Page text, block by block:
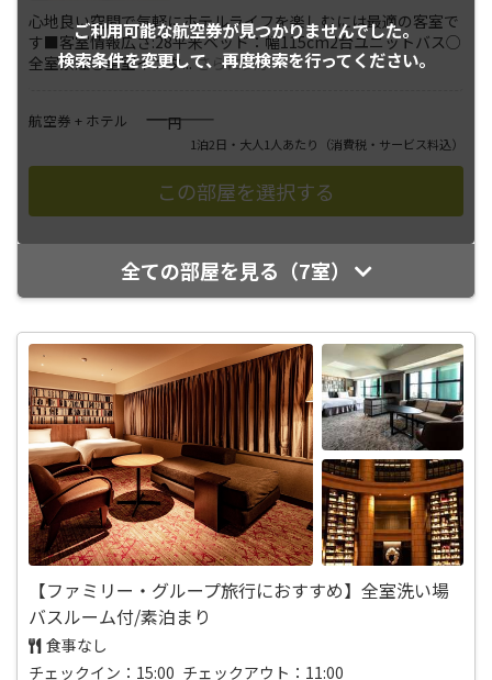
ご利用可能な航空券が見つかりませんでした。
検索条件を変更して、再度検索を行ってください。
心地良い空間で気軽にホテルライフを楽しむには最適の客室で
す■客室情報広さ:28平米ベッド：幅115cm2台ユニットバス○
全室禁煙○全室インタ...さらに表示
航空券 + ホテル ――――円
1泊2日・大人1人あたり （消費税・サービス料込）
全ての部屋を見る（7室）
【ファミリー・グループ旅行におすすめ】全室洗い場
バスルーム付/素泊まり
食事なし
チェックイン：15:00 チェックアウト：11:00